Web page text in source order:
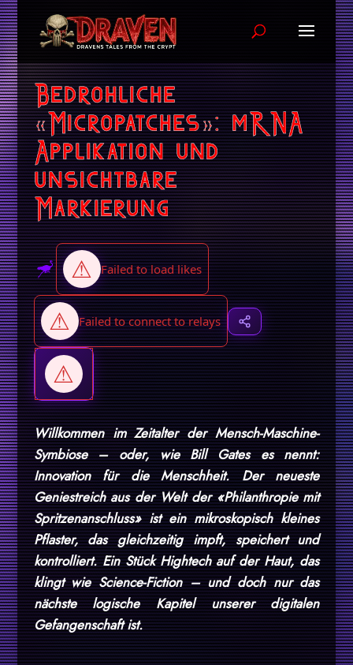
Bedrohliche
«Micropatches»: mRNA
Applikation und
unsichtbare
Markierung
Willkommen im Zeitalter der Mensch-Maschine-
Symbiose – oder, wie Bill Gates es nennt:
Innovation für die Menschheit. Der neueste
Geniestreich aus der Welt der «Philanthropie mit
Spritzenanschluss» ist ein mikroskopisch kleines
Pflaster, das gleichzeitig impft, speichert und
kontrolliert. Ein Stück Hightech auf der Haut, das
klingt wie Science-Fiction – und doch nur das
nächste logische Kapitel unserer digitalen
Gefangenschaft ist.